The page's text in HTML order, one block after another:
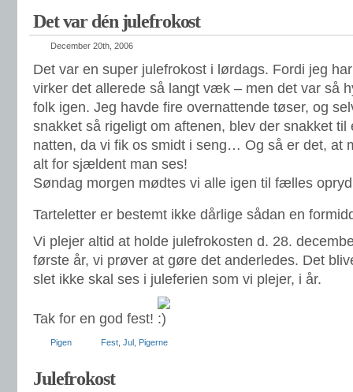
Det var dén julefrokost
December 20th, 2006
Det var en super julefrokost i lørdags. Fordi jeg
virker det allerede så langt væk – men det var så
folk igen. Jeg havde fire overnattende tøser, og
snakket så rigeligt om aftenen, blev der snakket
natten, da vi fik os smidt i seng… Og så er det, at
alt for sjældent man ses!
Søndag morgen mødtes vi alle igen til fælles
Tarteletter er bestemt ikke dårlige sådan en
Vi plejer altid at holde julefrokosten d. 28.
første år, vi prøver at gøre det anderledes. Det
slet ikke skal ses i juleferien som vi plejer, i år.
Tak for en god fest!
Pigen Fest Jul Pigerne
Julefrokost